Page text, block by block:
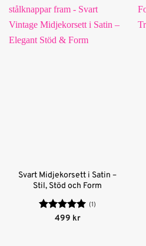
Svart Midjekorsett i Satin –
Stil, Stöd och Form
Betygsatt5
(1)
499 kr